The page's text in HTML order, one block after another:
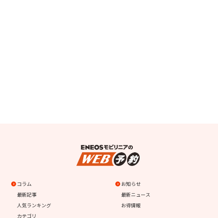
コラム
最新記事
人気ランキング
カテゴリ
お知らせ
最新ニュース
お得情報